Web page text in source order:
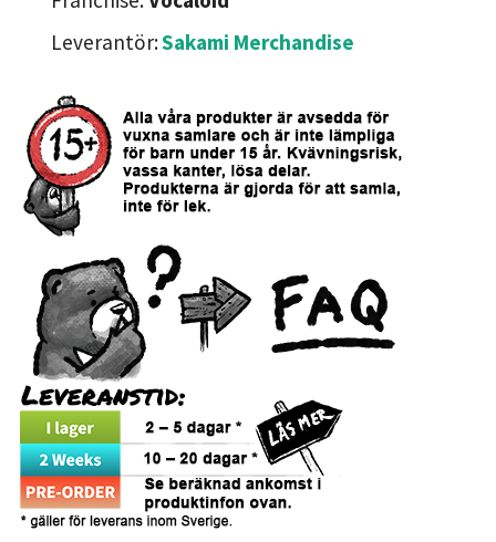
Leverantör:Sakami Merchandise